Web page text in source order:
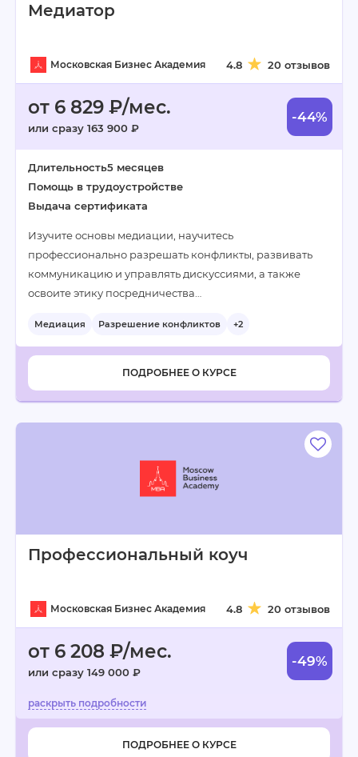
Медиатор
Московская Бизнес Академия 4.8 20 отзывов
от 6 829 ₽/мес.
или сразу 163 900 ₽
-44%
Длительность5 месяцев
Помощь в трудоустройстве
Выдача сертификата
Изучите основы медиации, научитесь
профессионально разрешать конфликты, развивать
коммуникацию и управлять дискуссиями, а также
освоите этику посредничества…
Медиация Разрешение конфликтов +2
ПОДРОБНЕЕ О КУРСЕ
Профессиональный коуч
Московская Бизнес Академия 4.8 20 отзывов
от 6 208 ₽/мес.
или сразу 149 000 ₽
-49%
ПОДРОБНЕЕ О КУРСЕ